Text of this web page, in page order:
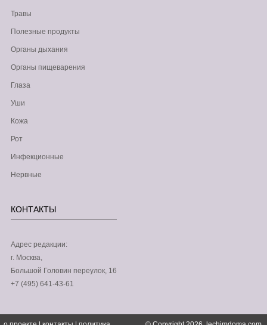
Травы
Полезные продукты
Органы дыхания
Органы пищеварения
Глаза
Уши
Кожа
Рот
Инфекционные
Нервные
КОНТАКТЫ
Адрес редакции:
г. Москва,
Большой Головин переулок, 16
+7 (495) 641-43-61